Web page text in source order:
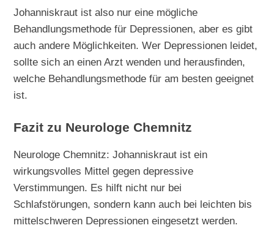
Johanniskraut ist also nur eine mögliche
Behandlungsmethode für Depressionen, aber es gibt
auch andere Möglichkeiten. Wer Depressionen leidet,
sollte sich an einen Arzt wenden und herausfinden,
welche Behandlungsmethode für am besten geeignet
ist.
Fazit zu Neurologe Chemnitz
Neurologe Chemnitz: Johanniskraut ist ein
wirkungsvolles Mittel gegen depressive
Verstimmungen. Es hilft nicht nur bei
Schlafstörungen, sondern kann auch bei leichten bis
mittelschweren Depressionen eingesetzt werden.